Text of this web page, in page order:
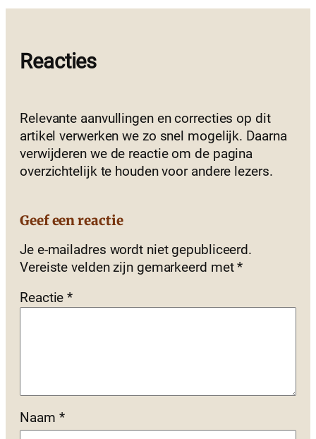
Reacties
Relevante aanvullingen en correcties op dit
artikel verwerken we zo snel mogelijk. Daarna
verwijderen we de reactie om de pagina
overzichtelijk te houden voor andere lezers.
Geef een reactie
Je e-mailadres wordt niet gepubliceerd.
Vereiste velden zijn gemarkeerd met*
Reactie*
Naam *